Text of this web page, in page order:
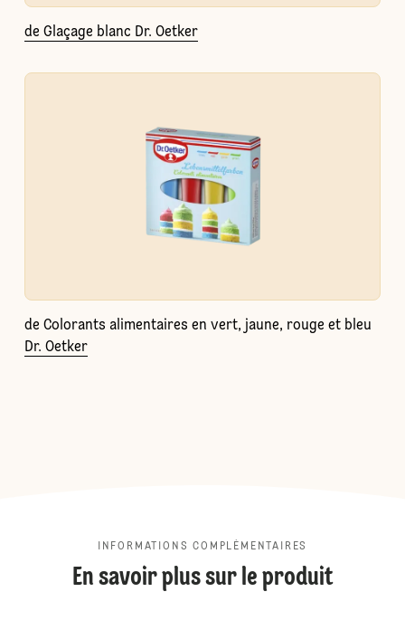
de Glaçage blanc Dr. Oetker
de Colorants alimentaires en vert, jaune, rouge et bleu
Dr. Oetker
INFORMATIONS COMPLÉMENTAIRES
En savoir plus sur le produit